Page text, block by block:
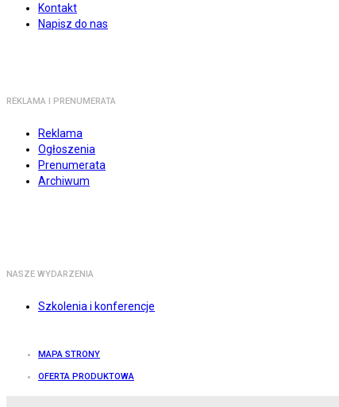
Kontakt
Napisz do nas
REKLAMA I PRENUMERATA
Reklama
Ogłoszenia
Prenumerata
Archiwum
NASZE WYDARZENIA
Szkolenia i konferencje
MAPA STRONY
OFERTA PRODUKTOWA